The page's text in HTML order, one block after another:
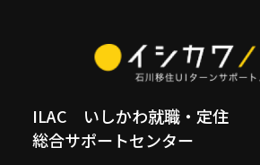
ILAC いしかわ就職・定住
総合サポートセンター